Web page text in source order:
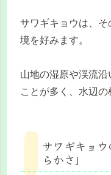
サワギキョウは、
境を好みます。
山地の湿原や渓流
ことが多く、水辺の
サワギキョ
らかさ」